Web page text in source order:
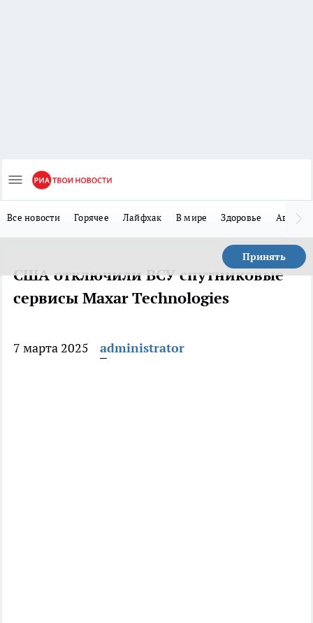
Все новости Горячее Лайфхак В мире Здоровье Авто
Принять
США отключили ВСУ спутниковые
сервисы Maxar Technologies
7 марта 2025 administrator